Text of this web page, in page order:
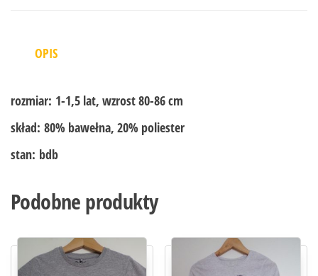
OPIS
rozmiar: 1-1,5 lat, wzrost 80-86 cm
skład: 80% bawełna, 20% poliester
stan: bdb
Podobne produkty